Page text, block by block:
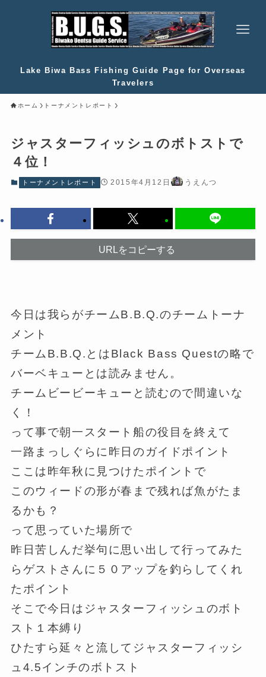
Lake Biwa Bass Fishing Guide Page for Overseas
Travelers
ホーム トーナメントレポート
ジャスターフィッシュのボトストで
４位！
トーナメントレポート 2015年4月12日 うえんつ
URLをコピーする
今日は我らがチームB.B.Q.のチームトーナ
メント
チームB.B.Q.とはBlack Bass Questの略で
バーベキューとは読みません。
チームビービーキューと読むので間違いな
く！
って事で朝一スタート船の役目を終えて
一路まっしぐらに昨日のガイドポイント
ここは昨年秋に見つけたポイントで
このウィードの形が春まで残れば魚がたま
るかも？
って思っていた場所で
昨日苦しんだ挙句に思い出して行ってみた
らゲストさんに５０アップを釣らしてくれ
たポイント
そこで今日はジャスターフィッシュのボト
スト１本縛り
ひたすら延々と流してジャスターフィッシ
ュ4.5インチのボトスト